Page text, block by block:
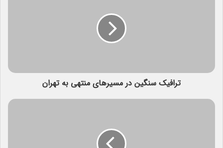
ترافیک سنگین در مسیرهای منتهی به تهران